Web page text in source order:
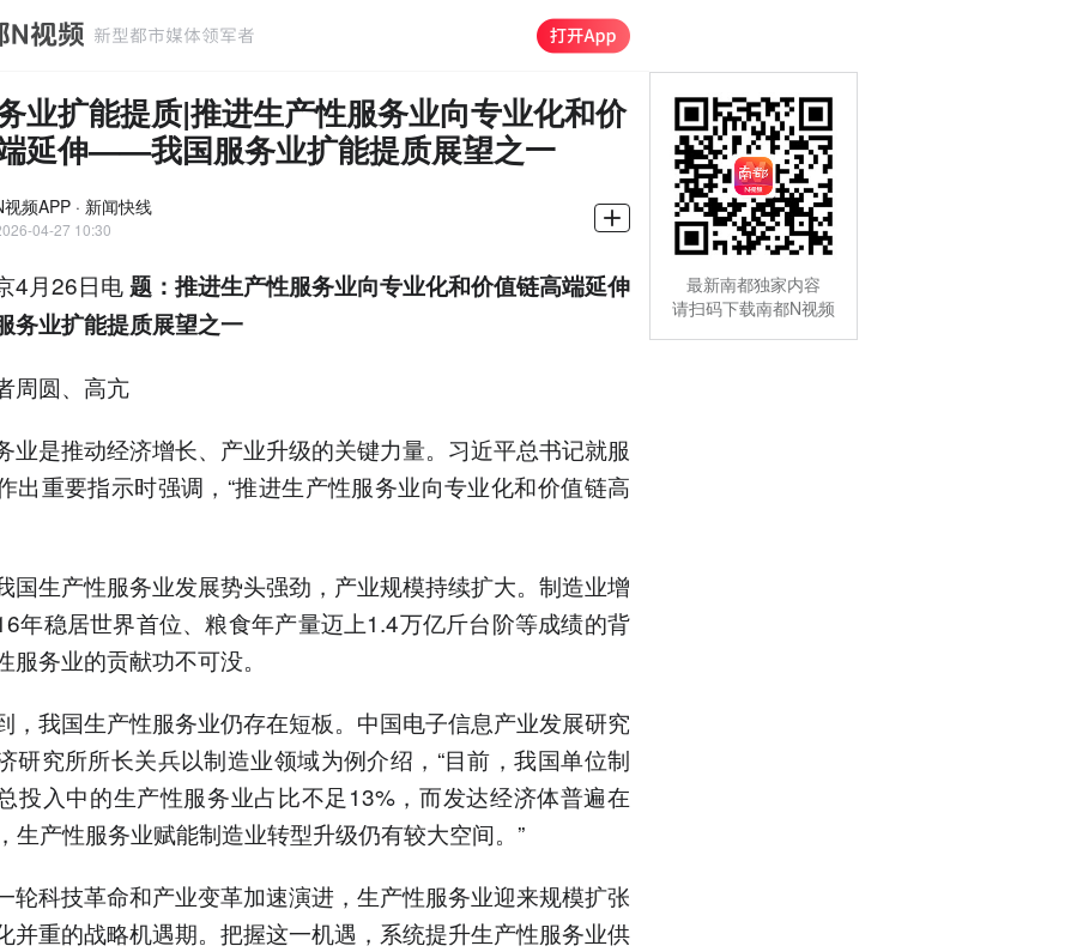
业扩能提质|推进生产性服务业向专业化和价
延伸——我国服务业扩能提质展望之一
频APP · 新闻快线
04-27 10:30
4月26日电 题：推进生产性服务业向专业化和价值链高端延伸
业扩能提质展望之一
周圆、高亢
业是推动经济增长、产业升级的关键力量。习近平总书记就服
出重要指示时强调，“推进生产性服务业向专业化和价值链高
国生产性服务业发展势头强劲，产业规模持续扩大。制造业增
年稳居世界首位、粮食年产量迈上1.4万亿斤台阶等成绩的背
服务业的贡献功不可没。
，我国生产性服务业仍存在短板。中国电子信息产业发展研究
研究所所长关兵以制造业领域为例介绍，“目前，我国单位制
投入中的生产性服务业占比不足13%，而发达经济体普遍在
生产性服务业赋能制造业转型升级仍有较大空间。”
轮科技革命和产业变革加速演进，生产性服务业迎来规模扩张
并重的战略机遇期。把握这一机遇，系统提升生产性服务业供
最新南都独家内容
请扫码下载南都N视频